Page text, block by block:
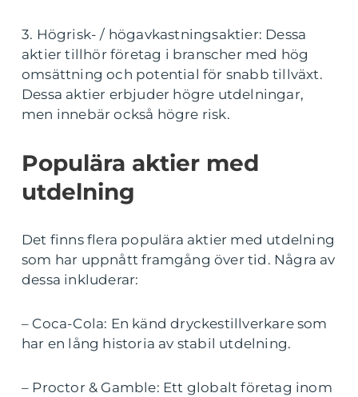
3. Högrisk- / högavkastningsaktier: Dessa
aktier tillhör företag i branscher med hög
omsättning och potential för snabb tillväxt.
Dessa aktier erbjuder högre utdelningar,
men innebär också högre risk.
Populära aktier med
utdelning
Det finns flera populära aktier med utdelning
som har uppnått framgång över tid. Några av
dessa inkluderar:
– Coca-Cola: En känd dryckestillverkare som
har en lång historia av stabil utdelning.
– Proctor & Gamble: Ett globalt företag inom